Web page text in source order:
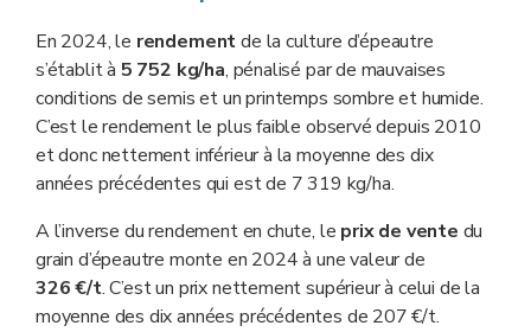
En 2024, le rendementde la culture d’épeautre
s’établit à 5 752 kg/ha, pénalisé par de mauvaises
conditions de semis et un printemps sombre et humide.
C’est le rendement le plus faible observé depuis 2010
et donc nettement inférieur à la moyenne des dix
années précédentes qui est de 7 319 kg/ha.
A l’inverse du rendement en chute, le prix de vente du
grain d’épeautre monte en 2024 à une valeur de
326 €/t. C’est un prix nettement supérieur à celui de la
moyenne des dix années précédentes de 207 €/t.